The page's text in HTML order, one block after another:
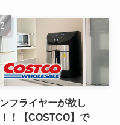
フライヤーが欲し
！【COSTCO】で